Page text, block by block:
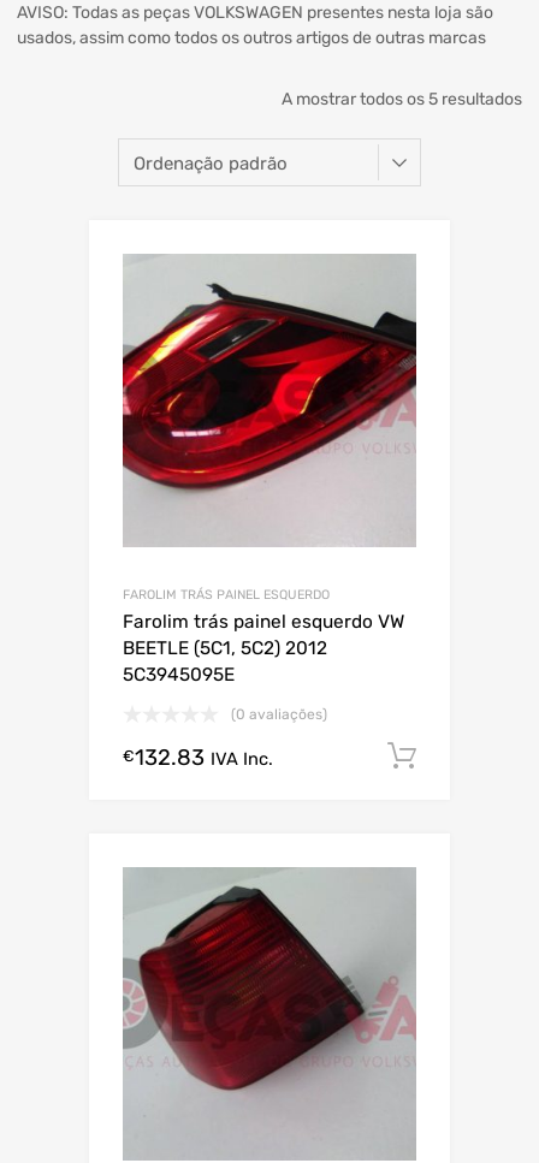
AVISO: Todas as peças VOLKSWAGEN presentes nesta loja são
usados, assim como todos os outros artigos de outras marcas
A mostrar todos os 5 resultados
FAROLIM TRÁS PAINEL ESQUERDO
Farolim trás painel esquerdo VW
BEETLE (5C1, 5C2) 2012
5C3945095E
(0 avaliações)
€132.83 IVA Inc.